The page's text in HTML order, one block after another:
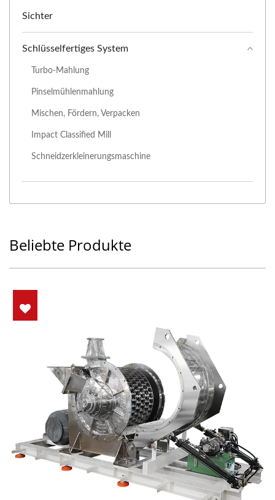
Sichter
Schlüsselfertiges System
Turbo-Mahlung
Pinselmühlenmahlung
Mischen, Fördern, Verpacken
Impact Classified Mill
Schneidzerkleinerungsmaschine
Beliebte Produkte